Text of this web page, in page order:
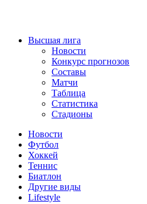
Высшая лига
Новости
Конкурс прогнозов
Составы
Матчи
Таблица
Статистика
Стадионы
Новости
Футбол
Хоккей
Теннис
Биатлон
Другие виды
Lifestyle